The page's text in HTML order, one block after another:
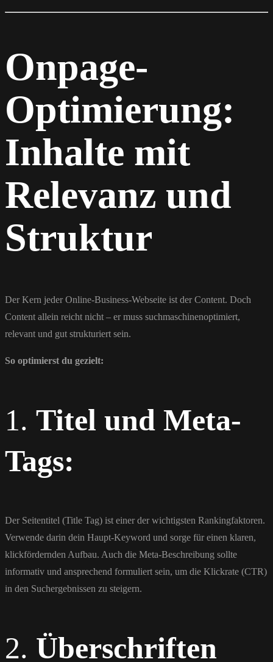
Onpage-
Optimierung:
Inhalte mit
Relevanz und
Struktur
Der Kern jeder Online-Business-Webseite ist der Content. Doch
Content allein reicht nicht – er muss suchmaschinenoptimiert,
relevant und gut strukturiert sein.
So optimierst du gezielt:
1. Titel und Meta-
Tags:
Der Seitentitel (Title Tag) ist einer der wichtigsten Rankingfaktoren.
Verwende darin dein Haupt-Keyword und sorge für einen klaren,
klickfördernden Aufbau. Auch die Meta-Beschreibung sollte
informativ und ansprechend formuliert sein, um die Klickrate (CTR)
in den Suchergebnissen zu steigern.
2. Überschriften